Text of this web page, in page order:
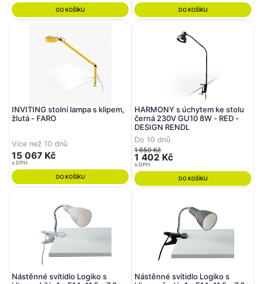
DO KOŠÍKU DO KOŠÍKU
INVITING stolní lampa s klipem,
žlutá - FARO
Více než 10 dnů
15 067 Kč
s DPH
DO KOŠÍKU
HARMONY s úchytem ke stolu
černá 230V GU10 8W - RED -
DESIGN RENDL
Do 10 dnů
1 650 Kč
1 402 Kč
s DPH
DO KOŠÍKU
Nástěnné svítidlo Logiko s
Nástěnné svítidlo Logiko s